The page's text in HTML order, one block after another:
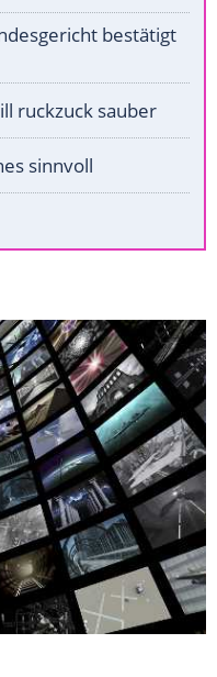
bestätigt
ruckzuck sauber
sinnvoll